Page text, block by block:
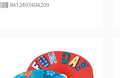
8412497404209